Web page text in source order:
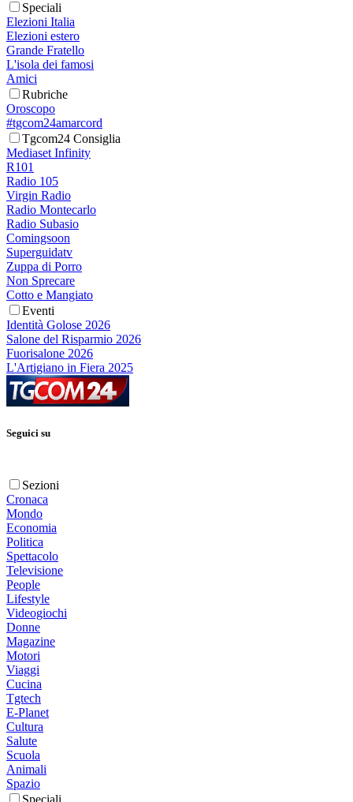
Speciali
Elezioni Italia
Elezioni estero
Grande Fratello
L'isola dei famosi
Amici
Rubriche
Oroscopo
#tgcom24amarcord
Tgcom24 Consiglia
Mediaset Infinity
R101
Radio 105
Virgin Radio
Radio Montecarlo
Radio Subasio
Comingsoon
Superguidatv
Zuppa di Porro
Non Sprecare
Cotto e Mangiato
Eventi
Identità Golose 2026
Salone del Risparmio 2026
Fuorisalone 2026
L'Artigiano in Fiera 2025
Seguici su
Sezioni
Cronaca
Mondo
Economia
Politica
Spettacolo
Televisione
People
Lifestyle
Videogiochi
Donne
Magazine
Motori
Viaggi
Cucina
Tgtech
E-Planet
Cultura
Salute
Scuola
Animali
Spazio
Speciali